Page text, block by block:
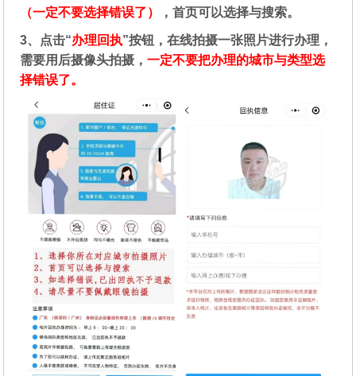
（一定不要选择错误了）
，首页可以选择与搜索。
3、点击“办理回执”按钮，在线拍摄一张照片进行办理，
需要用后摄像头拍摄，一定不要把办理的城市与类型选
择错误了。